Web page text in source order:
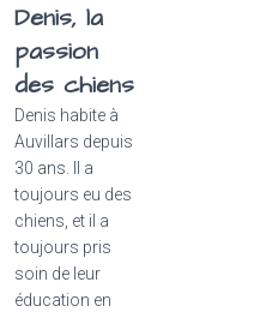
Denis, la
passion
des chiens
Denis habite à
Auvillars depuis
30 ans. Il a
toujours eu des
chiens, et il a
toujours pris
soin de leur
éducation en